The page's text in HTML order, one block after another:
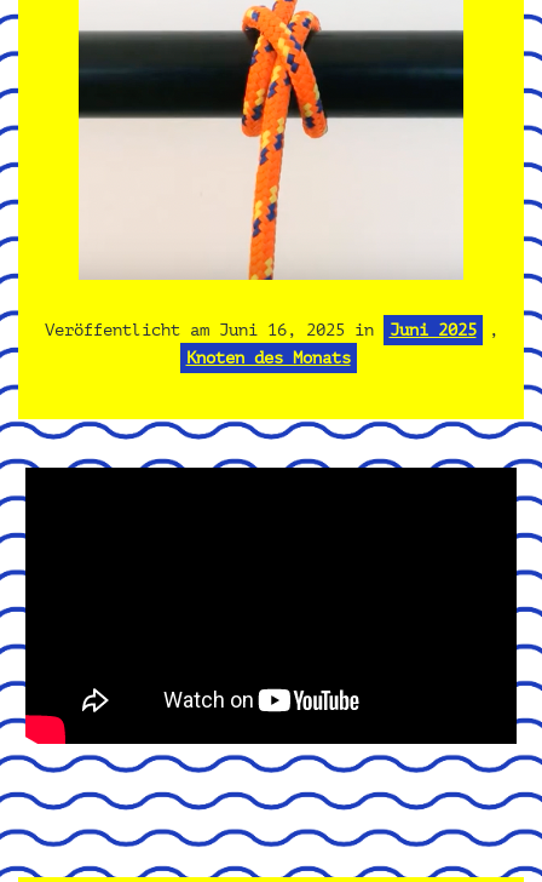
Veröffentlicht am Juni 16, 2025 in Juni 2025
,
Knoten des Monats